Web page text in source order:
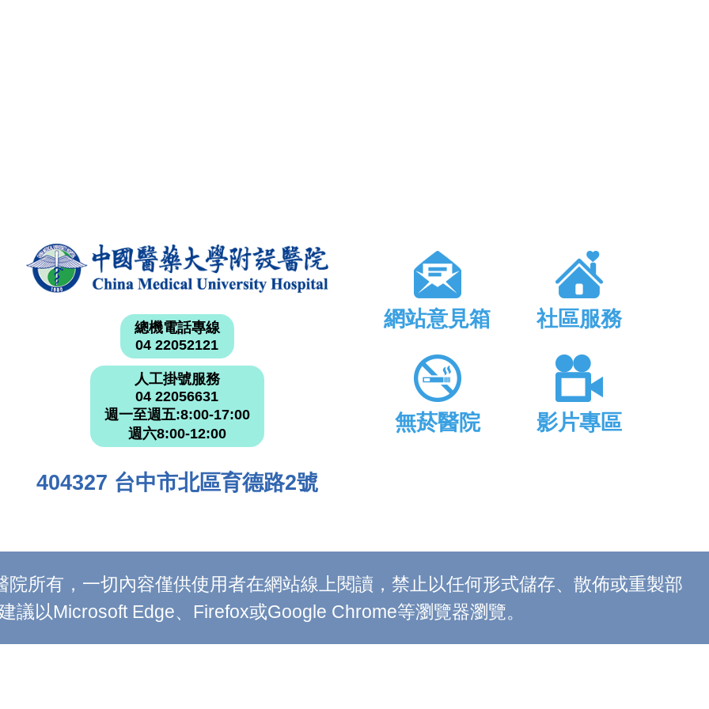
總機電話專線
04 22052121
人工掛號服務
04 22056631
週一至週五:8:00-17:00
週六8:00-12:00
404327 台中市北區育德路2號
網站意見箱 社區服務
無菸醫院 影片專區
所有，一切內容僅供使用者在網站線上閱讀，禁止以任何形式儲存、散佈或重製部
議以Microsoft Edge、Firefox或Google Chrome等瀏覽器瀏覽。